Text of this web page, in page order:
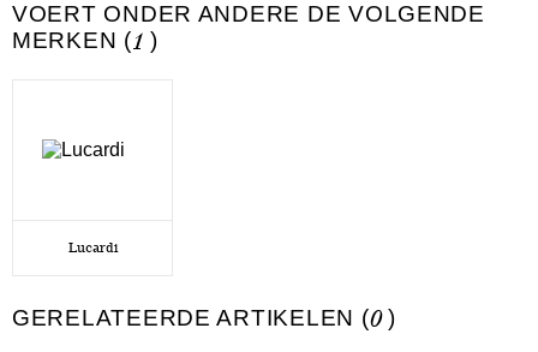
VOERT ONDER ANDERE DE VOLGENDE
MERKEN (1 )
Lucardi
GERELATEERDE ARTIKELEN (0 )